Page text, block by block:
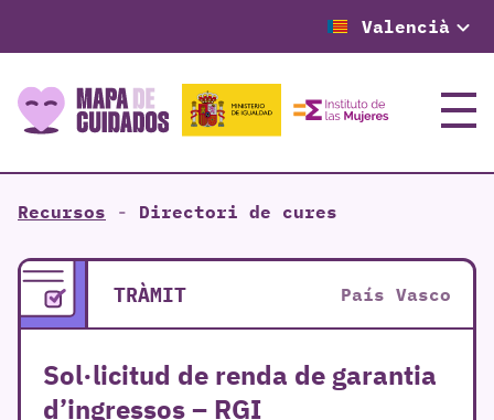
Valencià
Menú
Recursos - Directori de cures
TRÀMIT País Vasco
Sol·licitud de renda de garantia
d’ingressos – RGI